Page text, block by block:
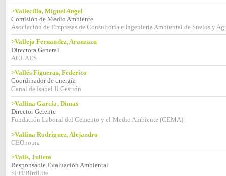
>Vallecillo, Miguel Angel
Comisión de Medio Ambiente
Asociación de Empresas de Consultoría e Ingeniería Ambiental de Suelos y
>Vallejo Fernandez, Aranzazu
Directora General
ACUAES
>Vallés Figueras, Federico
Coordinador de energía
Canal de Isabel II Gestión
>Vallina García, Dimas
Director Gerente
Fundación Laboral del Cemento y el Medio Ambiente (CEMA)
>Vallina Rodríguez, Alejandro
GEOnopia
>Valls, Julieta
Responsable Evaluación Ambiental
SEO/BirdLife